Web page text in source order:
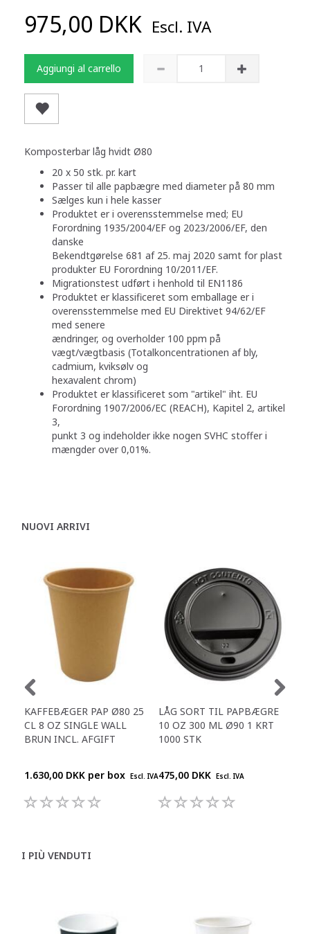
975,00 DKK Escl. IVA
Aggiungi al carrello
Komposterbar låg hvidt Ø80
20 x 50 stk. pr. kart
Passer til alle papbægre med diameter på 80 mm
Sælges kun i hele kasser
Produktet er i overensstemmelse med; EU
Forordning 1935/2004/EF og 2023/2006/EF, den
danske
Bekendtgørelse 681 af 25. maj 2020 samt for plast
produkter EU Forordning 10/2011/EF.
Migrationstest udført i henhold til EN1186
Produktet er klassificeret som emballage er i
overensstemmelse med EU Direktivet 94/62/EF
med senere
ændringer, og overholder 100 ppm på
vægt/vægtbasis (Totalkoncentrationen af bly,
cadmium, kviksølv og
hexavalent chrom)
Produktet er klassificeret som "artikel" iht. EU
Forordning 1907/2006/EC (REACH), Kapitel 2, artikel
3,
punkt 3 og indeholder ikke nogen SVHC stoffer i
mængder over 0,01%.
NUOVI ARRIVI
KAFFEBÆGER PAP Ø80 25
CL 8 OZ SINGLE WALL
BRUN INCL. AFGIFT
1.630,00 DKK per box Escl. IVA
LÅG SORT TIL PAPBÆGRE
10 OZ 300 ML Ø90 1 KRT
1000 STK
475,00 DKK Escl. IVA
I PIÙ VENDUTI